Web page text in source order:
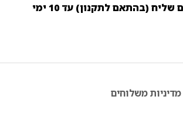
משלוח חינם - עם שליח (בהתאם לתקנון) עד 10 ימי
מדיניות משלוחים